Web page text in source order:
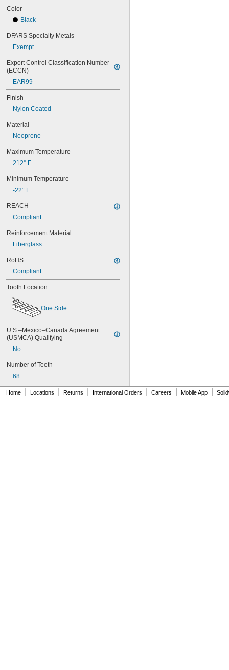
70XL037
72MXL025
76MXL012
76XL025
76XL031
76XL037
80MXL012
80MXL025
80XL025
80XL031
80XL037
82MXL012
82MXL025
84MXL012
84MXL025
86L050
86L075
86L100
88MXL012
88MXL025
90MXL012
90MXL025
90XL025
90XL031
90XL037
90XL050
91MXL012
91MXL025
96MXL012
96MXL025
96XL025
96XL031
96XL037
100MXL012
100MXL025
100XL025
100XL037
100XL050
104MXL025
Color
Black
DFARS Specialty Metals
Exempt
Export Control Classification Number
(ECCN)
EAR99
Finish
Nylon Coated
Material
Neoprene
Maximum Temperature
212° F
Minimum Temperature
-22° F
REACH
Compliant
Reinforcement Material
Fiberglass
RoHS
Compliant
Tooth Location
One Side
U.S.–Mexico–Canada Agreement
(USMCA) Qualifying
No
Number of Teeth
68
Home Locations Returns International Orders Careers Mobile App